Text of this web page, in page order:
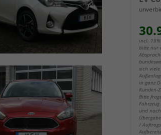
incl.
bitte nur
sich
in ganz
Kunden-
Bitte
und
/